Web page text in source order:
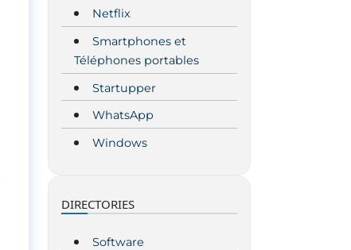
Netflix
Smartphones et
Téléphones portables
Startupper
WhatsApp
Windows
DIRECTORIES
Software